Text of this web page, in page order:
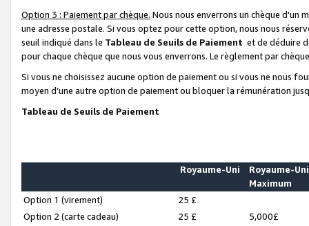
Option 3 : Paiement par chèque. Nous nous enverrons un chèque d'un
une adresse postale. Si vous optez pour cette option, nous nous
seuil indiqué dans le Tableau de Seuils de Paiement et de déduire
pour chaque chèque que nous vous enverrons. Le règlement par
Si vous ne choisissez aucune option de paiement ou si vous ne nous
moyen d’une autre option de paiement ou bloquer la rémunération
Tableau de Seuils de Paiement
Royaume-Uni
Royaume-Uni
Maximum
Option 1 (virement)
25 £
Option 2 (carte cadeau)
25 £
5,000£